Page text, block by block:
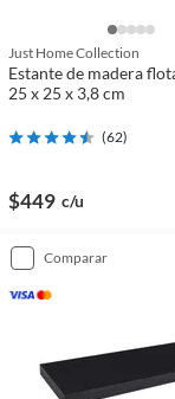
Just Home Collection
Estante de madera
25 x 25 x 3,8 cm
(62)
$449 c/u
comparar